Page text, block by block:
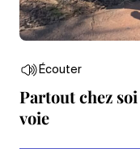
Écouter
Partout chez
voie